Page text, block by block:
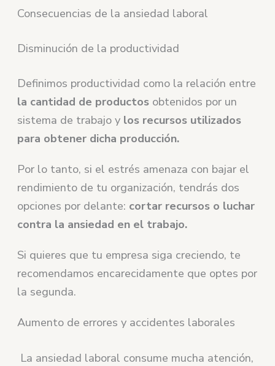
Consecuencias de la ansiedad laboral
Disminución de la productividad
Definimos productividad como la relación entre
la cantidad de productos obtenidos por un
sistema de trabajo y los recursos utilizados
para obtener dicha producción.
Por lo tanto, si el estrés amenaza con bajar el
rendimiento de tu organización, tendrás dos
opciones por delante: cortar recursos o luchar
contra la ansiedad en el trabajo.
Si quieres que tu empresa siga creciendo, te
recomendamos encarecidamente que optes por
la segunda.
Aumento de errores y accidentes laborales
La ansiedad laboral consume mucha atención,